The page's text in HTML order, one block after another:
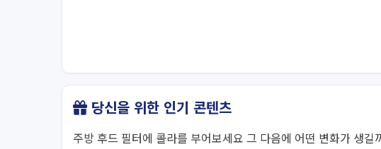
당신을 위한 인기 콘텐츠
주방 후드 필터에 콜라를 부어보세요 그 다음에 어떤 변화가 생길